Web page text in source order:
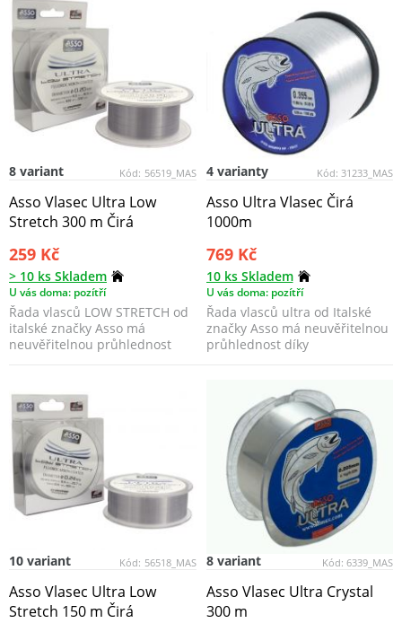
Kód: 56519_MAS
8 variant
Asso Vlasec Ultra Low
Stretch 300 m Čirá
259 Kč
> 10 ks Skladem
U vás doma: pozítří
Řada vlasců LOW STRETCH od
italské značky Asso má
neuvěřitelnou průhlednost
Kód: 31233_MAS
4 varianty
Asso Ultra Vlasec Čirá
1000m
769 Kč
10 ks Skladem
U vás doma: pozítří
Řada vlasců ultra od Italské
značky Asso má neuvěřitelnou
průhlednost díky
Kód: 56518_MAS
10 variant
Asso Vlasec Ultra Low
Stretch 150 m Čirá
Kód: 6339_MAS
8 variant
Asso Vlasec Ultra Crystal
300 m